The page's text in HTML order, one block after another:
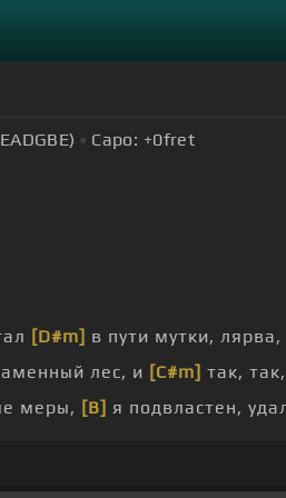
Capo: +0fret
[D#m] в пути мутки, лярва,
лес, и [C#m] так,
меры, [B] я подвластен,